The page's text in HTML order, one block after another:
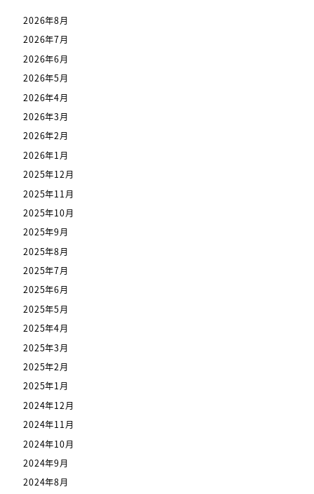
2026年8月
2026年7月
2026年6月
2026年5月
2026年4月
2026年3月
2026年2月
2026年1月
2025年12月
2025年11月
2025年10月
2025年9月
2025年8月
2025年7月
2025年6月
2025年5月
2025年4月
2025年3月
2025年2月
2025年1月
2024年12月
2024年11月
2024年10月
2024年9月
2024年8月